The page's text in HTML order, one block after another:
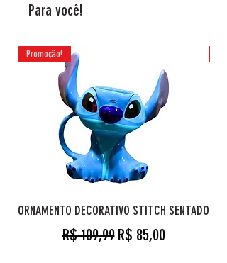
Para você!
Promoção!
ORNAMENTO DECORATIVO STITCH SENTADO
Preço normal
R$ 109,99 Preço promocional
R$ 85,00